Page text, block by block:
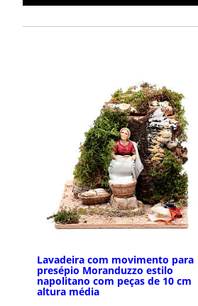
Lavadeira com movimento para
presépio Moranduzzo estilo
napolitano com peças de 10 cm
altura média